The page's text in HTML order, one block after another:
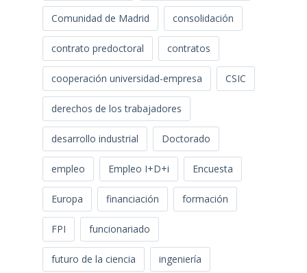
Comunidad de Madrid consolidación
contrato predoctoral contratos
cooperación universidad-empresa CSIC
derechos de los trabajadores
desarrollo industrial Doctorado
empleo Empleo I+D+i Encuesta
Europa financiación formación
FPI funcionariado
futuro de la ciencia ingeniería